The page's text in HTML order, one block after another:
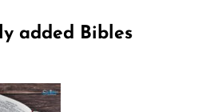
added Bibles